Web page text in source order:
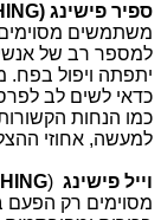
ספיר פישינג (
משתמשים
למספר רב של
יתפתה ויפול בפח.
כדאי לשים לב
כמו הנחות
למעשה, אחוזי
וייל פישינג )
מסוימים רק הפעם